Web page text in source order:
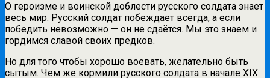
О героизме и воинской доблести русского солдата знает
весь мир. Русский солдат побеждает всегда, а если
победить невозможно — он не сдаётся. Мы это знаем и
гордимся славой своих предков.
Но для того чтобы хорошо воевать, желательно быть
сытым. Чем же кормили русского солдата в начале XIX